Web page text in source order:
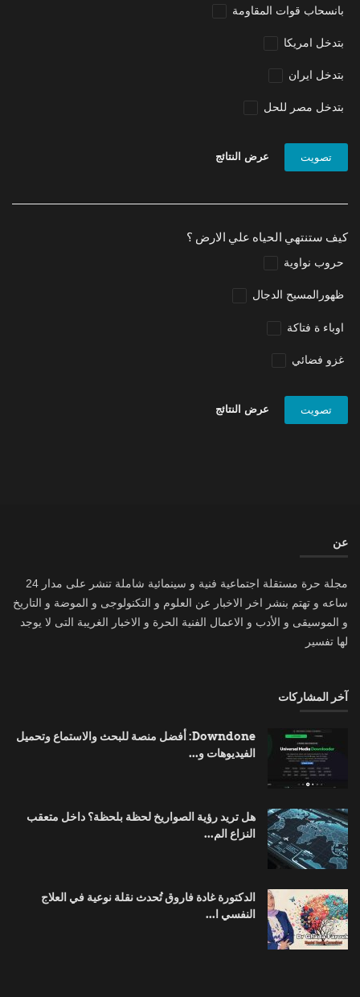
بانسحاب قوات المقاومة
بتدخل امريكا
بتدخل ايران
بتدخل مصر للحل
تصويت عرض النتائج
كيف ستنتهي الحياه علي الارض ؟
حروب نواوية
ظهورالمسيح الدجال
اوباء ة فتاكة
غزو فضائي
تصويت عرض النتائج
عن
مجلة حرة مستقلة اجتماعية فنية و سينمائية شاملة تنشر على مدار 24
ساعه و تهتم بنشر اخر الاخبار عن العلوم و التكنولوجى و الموضة و التاريخ
و الموسيقى و الأدب و الاعمال الفنية الحرة و الاخبار الغريبة التى لا يوجد
لها تفسير
آخر المشاركات
Downdone: أفضل منصة للبحث والاستماع وتحميل
الفيديوهات و...
هل تريد رؤية الصواريخ لحظة بلحظة؟ داخل متعقب
النزاع الم...
الدكتورة غادة فاروق تُحدث نقلة نوعية في العلاج
النفسي ا...